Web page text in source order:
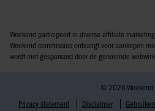
Weekend participeert in diverse affiliate
Weekend commissies ontvangt voor aankopen
wordt niet gesponsord door de genoemde
© 2026 Weekend
Privacy statement
Disclaimer